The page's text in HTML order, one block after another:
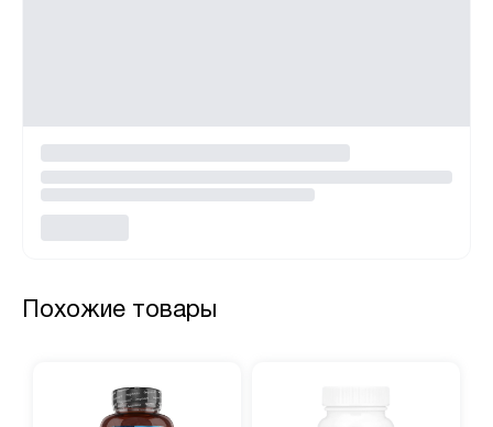
Похожие товары